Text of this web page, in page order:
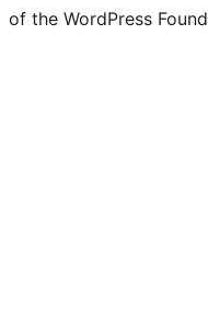
of the WordPress